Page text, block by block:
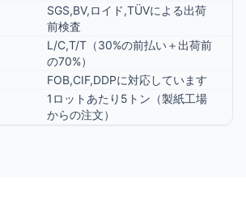
SGS,BV,ロイド,TÜVによる出荷
前検査
L/C,T/T（30%の前払い＋出荷前
の70%）
FOB,CIF,DDPに対応しています
1ロットあたり5トン（製紙工場
からの注文）